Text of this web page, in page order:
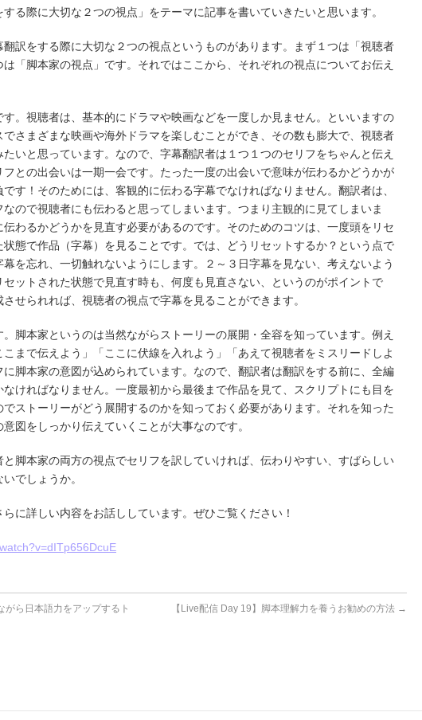
る際に大切な２つの視点」をテーマに記事を書いていきたいと思います。
翻訳をする際に大切な２つの視点というものがあります。まず１つは「視聴者
「脚本家の視点」です。それではここから、それぞれの視点についてお伝え
す。視聴者は、基本的にドラマや映画などを一度しか見ません。といいますの
でさまざまな映画や海外ドラマを楽しむことができ、その数も膨大で、視聴者
いと思っています。なので、字幕翻訳者は１つ１つのセリフをちゃんと伝え
との出会いは一期一会です。たった一度の出会いで意味が伝わるかどうかが
す！そのためには、客観的に伝わる字幕でなければなりません。翻訳者は、
ので視聴者にも伝わると思ってしまいます。つまり主観的に見てしまいま
わるかどうかを見直す必要があるのです。そのためのコツは、一度頭をリセ
状態で作品（字幕）を見ることです。では、どうリセットするか？という点で
を忘れ、一切触れないようにします。２～３日字幕を見ない、考えないよう
ットされた状態で見直す時も、何度も見直さない、というのがポイントで
せられれば、視聴者の視点で字幕を見ることができます。
脚本家というのは当然ながらストーリーの展開・全容を知っています。例え
まで伝えよう」「ここに伏線を入れよう」「あえて視聴者をミスリードしよ
に脚本家の意図が込められています。なので、翻訳者は翻訳をする前に、全編
ければなりません。一度最初から最後まで作品を見て、スクリプトにも目を
ストーリーがどう展開するのかを知っておく必要があります。それを知った
意図をしっかり伝えていくことが大事なのです。
脚本家の両方の視点でセリフを訳していければ、伝わりやすい、すばらしい
でしょうか。
に詳しい内容をお話ししています。ぜひご覧ください！
がら日本語力をアップするト
【Live配信 Day 19】脚本理解力を養うお勧めの方法 →